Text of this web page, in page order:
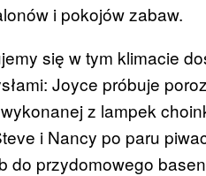
i pokojów zabaw.
się w tym klimacie
Joyce próbuje
z lampek
i Nancy po paru
do przydomowego